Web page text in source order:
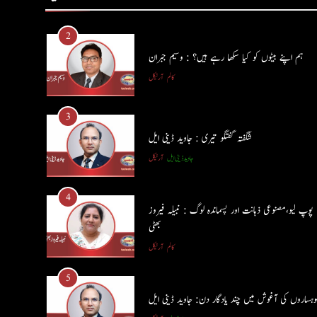
3
شگفتہ گفتگو تیری : جاوید ڈینی ایل
آرٹیکل جاوید ڈینی ایل
4
پوپ لیو،مصنوعی ذہانت اور پسماندہ لوگ : نبیلہ فیروز
بھٹی
5
کوہساروں کی آغوش میں چند یادگار دن: جاوید ڈینی ایل
آرٹیکل
6
ایمان،عقل اور آنے والا اِنسان : ڈاکٹر ایورسٹ جان